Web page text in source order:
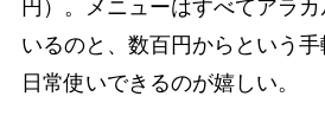
円）。メニューはすべてアラ
いるのと、数百円からという手
日常使いできるのが嬉しい。